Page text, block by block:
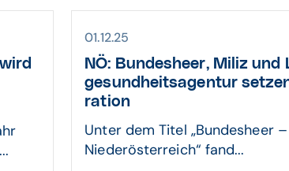
01.12.25
NÖ: Bundes­heer, Miliz
gesund­heits­agentur
ration
Unter dem Titel „Bundesheer
Niederösterreich“ fand...